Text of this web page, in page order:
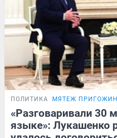
ПОЛИТИКА МЯТЕЖ
«Разговаривали 30
языке»: Лукашенко